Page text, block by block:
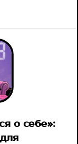
о себе»: